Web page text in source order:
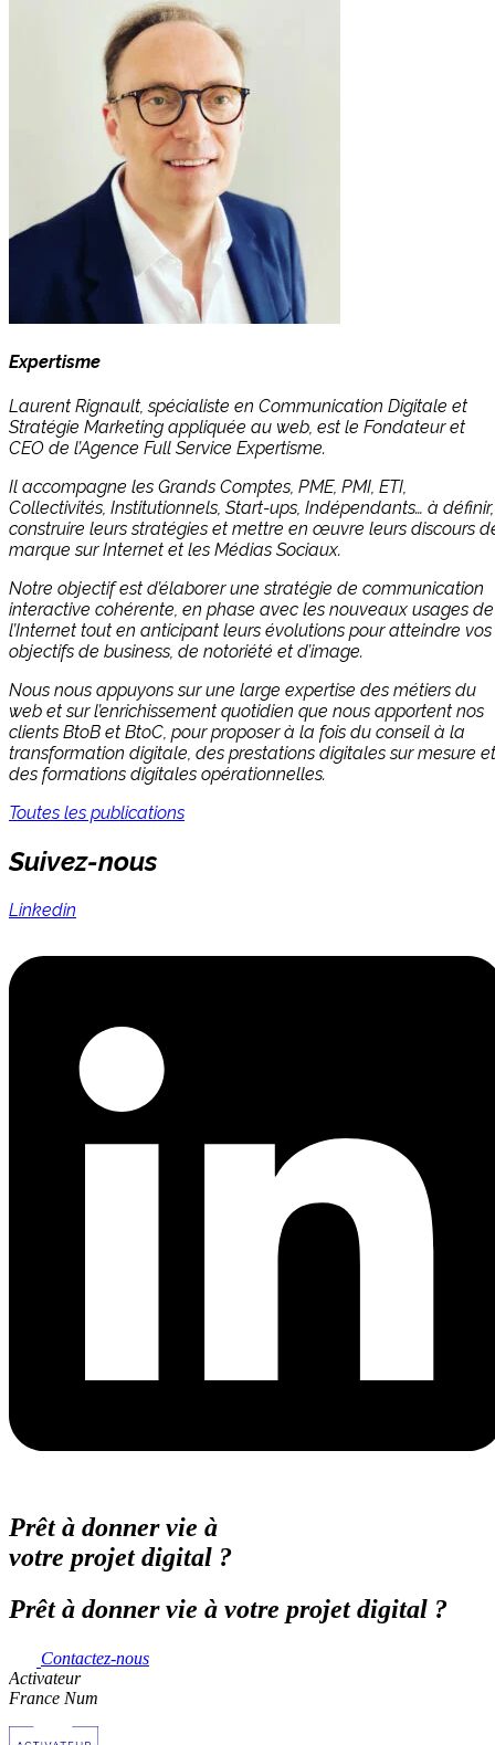
Expertisme
Laurent Rignault, spécialiste en Communication Digitale et
Stratégie Marketing appliquée au web, est le Fondateur et
CEO de l’Agence Full Service Expertisme.
Il accompagne les Grands Comptes, PME, PMI, ETI,
Collectivités, Institutionnels, Start-ups, Indépendants… à définir,
construire leurs stratégies et mettre en œuvre leurs discours
marque sur Internet et les Médias Sociaux.
Notre objectif est d’élaborer une stratégie de communication
interactive cohérente, en phase avec les nouveaux usages de
l’Internet tout en anticipant leurs évolutions pour atteindre vos
objectifs de business, de notoriété et d’image.
Nous nous appuyons sur une large expertise des métiers du
web et sur l’enrichissement quotidien que nous apportent nos
clients BtoB et BtoC, pour proposer à la fois du conseil à la
transformation digitale, des prestations digitales sur mesure et
des formations digitales opérationnelles.
Toutes les publications
Suivez-nous
Linkedin
Prêt à donner vie à
votre projet digital ?
Prêt à donner vie à votre projet digital ?
Contactez-nous
Activateur
France Num